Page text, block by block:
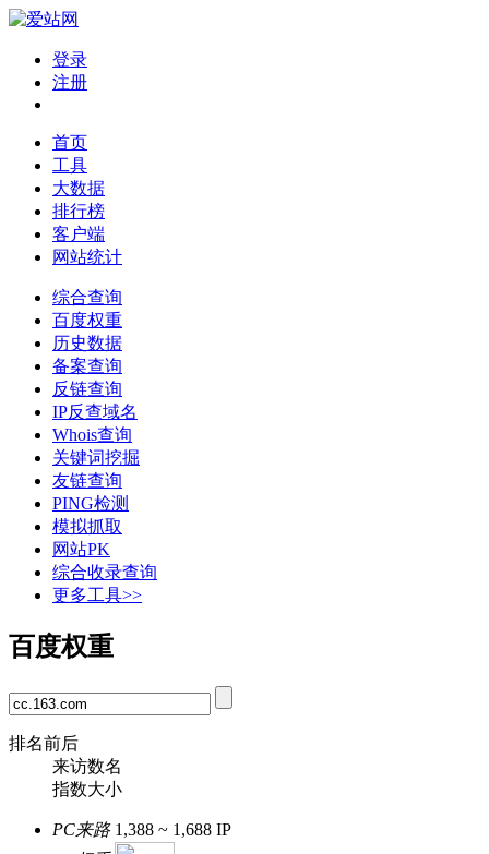
登录
注册
首页
工具
大数据
排行榜
客户端
网站统计
综合查询
百度权重
历史数据
备案查询
反链查询
IP反查域名
Whois查询
关键词挖掘
友链查询
PING检测
模拟抓取
网站PK
综合收录查询
更多工具>>
百度权重
排名前后
来访数名
指数大小
PC来路 1,388 ~ 1,688 IP